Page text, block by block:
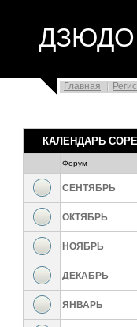
ДЗЮДО
Главная
КАЛЕНДАРЬ
Форум
СЕНТЯБРЬ
ОКТЯБРЬ
НОЯБРЬ
ДЕКАБРЬ
ЯНВАРЬ